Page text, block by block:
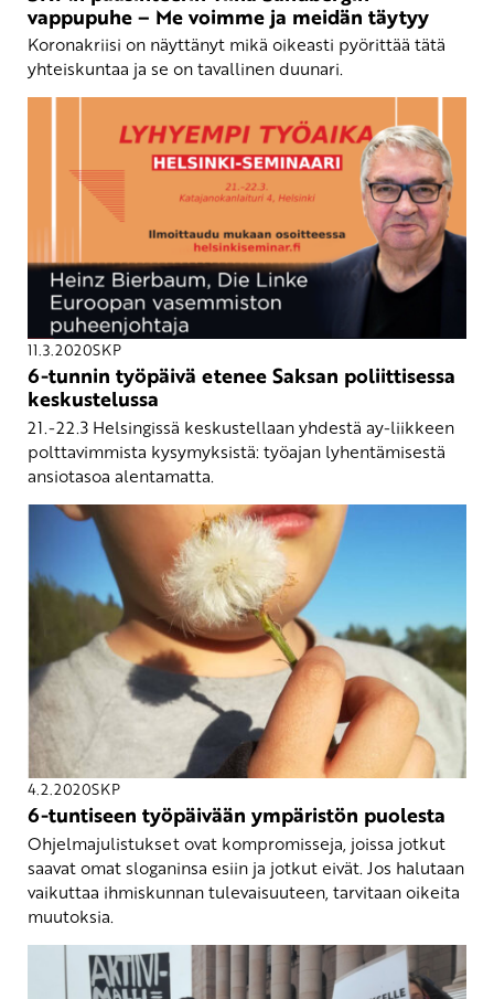
vappupuhe – Me voimme ja meidän täytyy
Koronakriisi on näyttänyt mikä oikeasti pyörittää tätä
yhteiskuntaa ja se on tavallinen duunari.
11.3.2020SKP
6-tunnin työpäivä etenee Saksan poliittisessa
keskustelussa
21.-22.3 Helsingissä keskustellaan yhdestä ay-liikkeen
polttavimmista kysymyksistä: työajan lyhentämisestä
ansiotasoa alentamatta.
4.2.2020SKP
6-tuntiseen työpäivään ympäristön puolesta
Ohjelmajulistukset ovat kompromisseja, joissa jotkut
saavat omat sloganinsa esiin ja jotkut eivät. Jos halutaan
vaikuttaa ihmiskunnan tulevaisuuteen, tarvitaan oikeita
muutoksia.